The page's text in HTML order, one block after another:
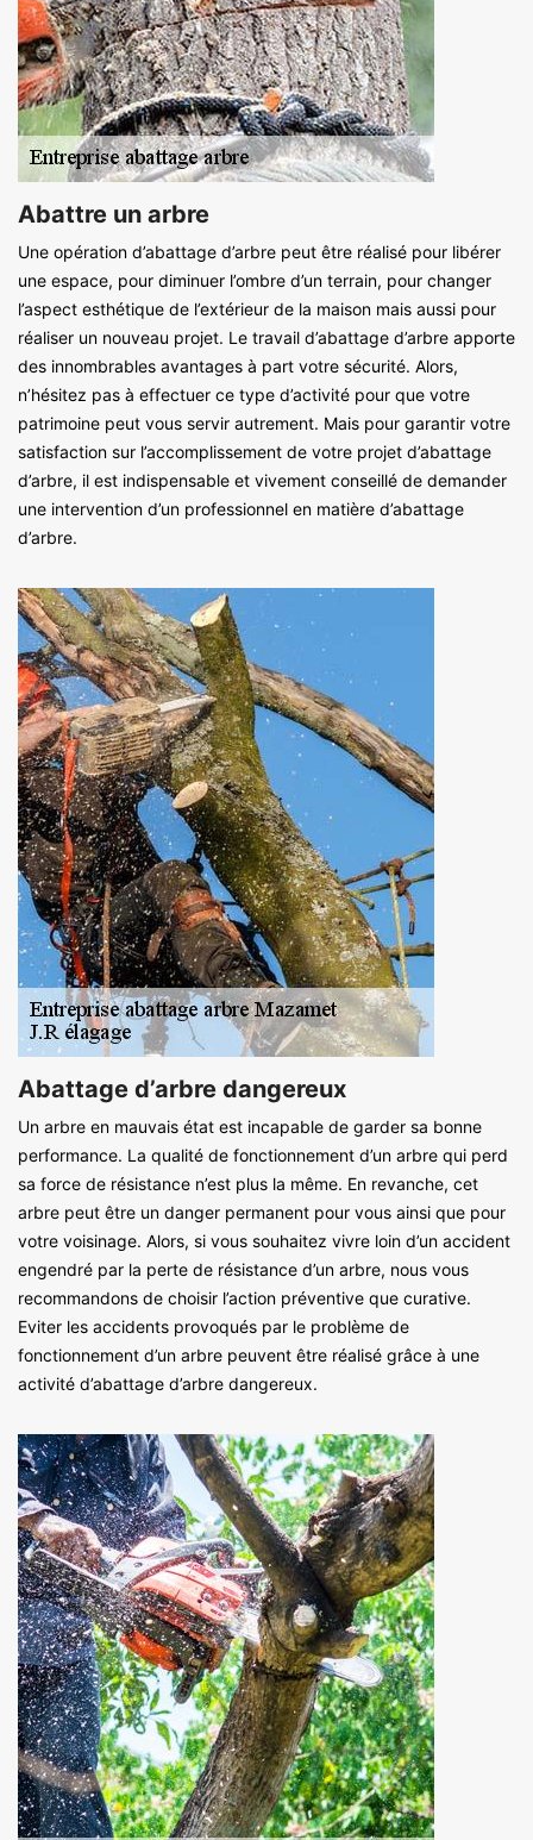
Abattre un arbre
Une opération d’abattage d’arbre peut être réalisé pour libérer
une espace, pour diminuer l’ombre d’un terrain, pour changer
l’aspect esthétique de l’extérieur de la maison mais aussi pour
réaliser un nouveau projet. Le travail d’abattage d’arbre apporte
des innombrables avantages à part votre sécurité. Alors,
n’hésitez pas à effectuer ce type d’activité pour que votre
patrimoine peut vous servir autrement. Mais pour garantir votre
satisfaction sur l’accomplissement de votre projet d’abattage
d’arbre, il est indispensable et vivement conseillé de demander
une intervention d’un professionnel en matière d’abattage
d’arbre.
Abattage d’arbre dangereux
Un arbre en mauvais état est incapable de garder sa bonne
performance. La qualité de fonctionnement d’un arbre qui perd
sa force de résistance n’est plus la même. En revanche, cet
arbre peut être un danger permanent pour vous ainsi que pour
votre voisinage. Alors, si vous souhaitez vivre loin d’un accident
engendré par la perte de résistance d’un arbre, nous vous
recommandons de choisir l’action préventive que curative.
Eviter les accidents provoqués par le problème de
fonctionnement d’un arbre peuvent être réalisé grâce à une
activité d’abattage d’arbre dangereux.